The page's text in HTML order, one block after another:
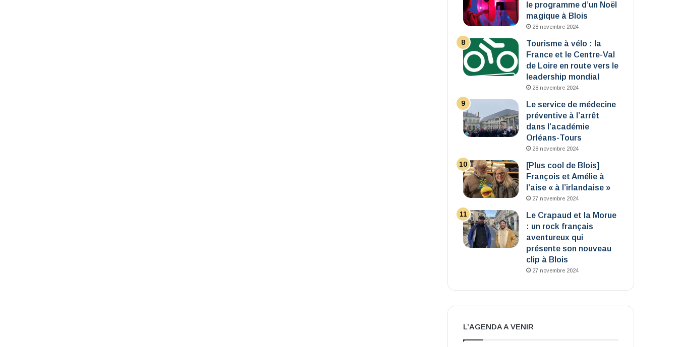
le programme d’un Noël
magique à Blois
28 novembre 2024
Tourisme à vélo : la
France et le Centre-Val
de Loire en route vers le
leadership mondial
28 novembre 2024
Le service de médecine
préventive à l’arrêt
dans l’académie
Orléans-Tours
28 novembre 2024
[Plus cool de Blois]
François et Amélie à
l’aise « à l’irlandaise »
27 novembre 2024
Le Crapaud et la Morue
: un rock français
aventureux qui
présente son nouveau
clip à Blois
27 novembre 2024
L’AGENDA A VENIR